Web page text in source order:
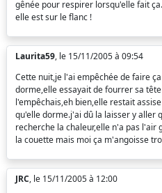
gênée pour respirer lorsqu'elle fait
elle est sur le flanc !
Laurita59, le 15/11/2005 à 09:54
Cette nuit,je l'ai empêchée de faire
dorme,elle essayait de fourrer sa
l'empêchais,eh bien,elle restait
qu'elle dorme.j'ai dû la laisser y aller
recherche la chaleur,elle n'a pas l'air
la couette mais moi ça m'angoisse
JRC, le 15/11/2005 à 12:00